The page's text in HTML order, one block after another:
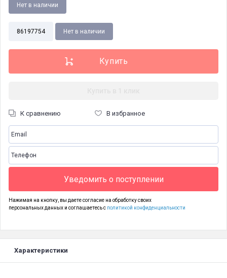
Нет в наличии
86197754 Нет в наличии
К сравнению В избранное
Уведомить о поступлении
Нажимая на кнопку, вы даете согласие на обработку своих
персональных данных и соглашаетесь с политикой конфиденциальности
Характеристики